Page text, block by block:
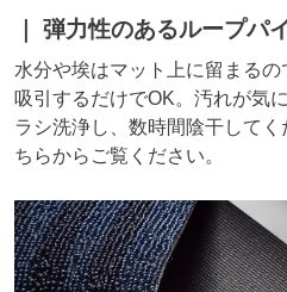
弾力性のあるループパ
水分や埃はマット上に留まる
吸引するだけでOK。汚れが気
ラシ洗浄し、数時間陰干してく
ちらからご覧ください。